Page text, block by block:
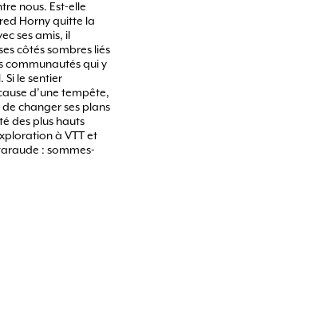
nous. Est-elle
Horny quitte la
ses amis, il
côtés sombres liés
communautés qui y
Si le sentier
d’une tempête,
de changer ses plans
des plus hauts
à VTT et
: sommes-